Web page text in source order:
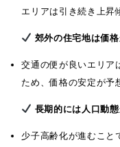
エリアは引き続き上昇
郊外の住宅地は価
交通の便が良いエリア
ため、価格の安定が予
長期的には人口動
少子高齢化が進むこと